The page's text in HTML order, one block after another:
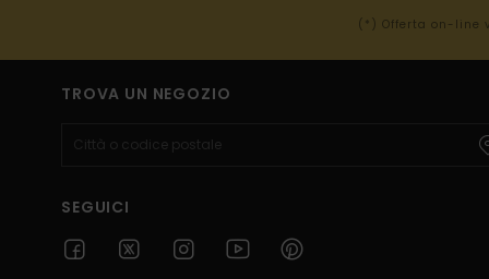
(*) Offerta on-line
TROVA UN NEGOZIO
SEGUICI